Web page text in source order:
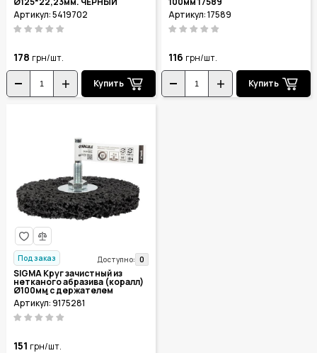
5419702
Артикул: 5419702
178 грн/шт.
Купить
Артикул: 17589
116 грн/шт.
Купить
Под заказ Доступно: 0
SIGMA Круг зачистный из
нетканого абразива (коралл)
Ø100мм с держателем
ЧЕРНЫЙ мягкий 9175281
Артикул: 9175281
151 грн/шт.